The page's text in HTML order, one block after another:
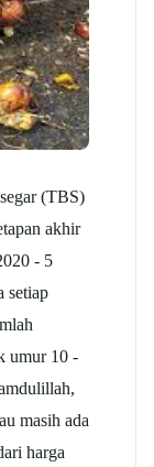
(TBS)
akhir
- 5
setiap
umur 10 -
masih ada
harga